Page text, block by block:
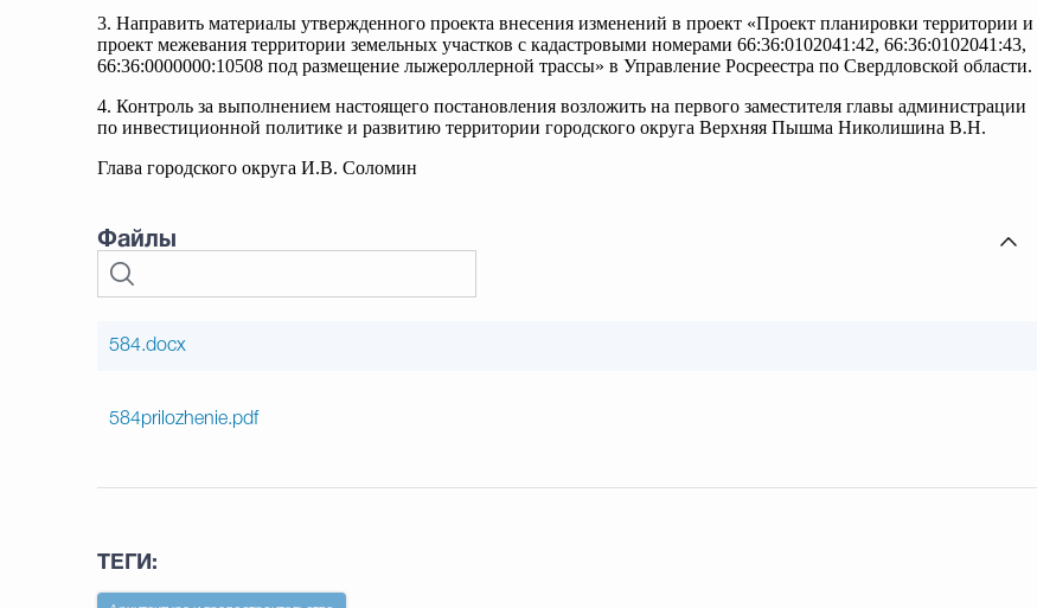
3. Направить материалы утвержденного проекта внесения изменений в проект «Проект планировки территории и
проект межевания территории земельных участков с кадастровыми номерами 66:36:0102041:42, 66:36:0102041:43,
66:36:0000000:10508 под размещение лыжероллерной трассы» в Управление Росреестра по Свердловской области.
4. Контроль за выполнением настоящего постановления возложить на первого заместителя главы администрации
по инвестиционной политике и развитию территории городского округа Верхняя Пышма Николишина В.Н.
Глава городского округа И.В. Соломин
Файлы
584.docx
584prilozhenie.pdf
ТЕГИ: